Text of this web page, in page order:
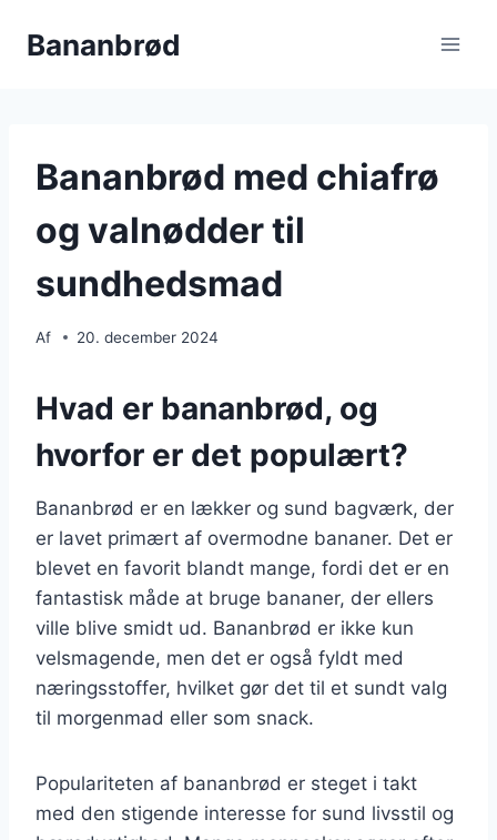
Bananbrød
Bananbrød med chiafrø
og valnødder til
sundhedsmad
Af 20. december 2024
Hvad er bananbrød, og
hvorfor er det populært?
Bananbrød er en lækker og sund bagværk, der
er lavet primært af overmodne bananer. Det er
blevet en favorit blandt mange, fordi det er en
fantastisk måde at bruge bananer, der ellers
ville blive smidt ud. Bananbrød er ikke kun
velsmagende, men det er også fyldt med
næringsstoffer, hvilket gør det til et sundt valg
til morgenmad eller som snack.
Populariteten af bananbrød er steget i takt
med den stigende interesse for sund livsstil og